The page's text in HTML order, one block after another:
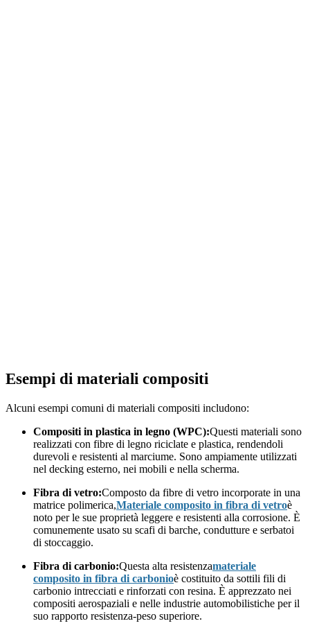
Esempi di materiali compositi
Alcuni esempi comuni di materiali compositi includono:
Compositi in plastica in legno (WPC):Questi materiali sono
realizzati con fibre di legno riciclate e plastica, rendendoli
durevoli e resistenti al marciume. Sono ampiamente utilizzati
nel decking esterno, nei mobili e nella scherma.
Fibra di vetro:Composto da fibre di vetro incorporate in una
matrice polimerica,Materiale composito in fibra di vetroè
noto per le sue proprietà leggere e resistenti alla corrosione. È
comunemente usato su scafi di barche, condutture e serbatoi
di stoccaggio.
Fibra di carbonio:Questa alta resistenzamateriale
composito in fibra di carbonioè costituito da sottili fili di
carbonio intrecciati e rinforzati con resina. È apprezzato nei
compositi aerospaziali e nelle industrie automobilistiche per il
suo rapporto resistenza-peso superiore.